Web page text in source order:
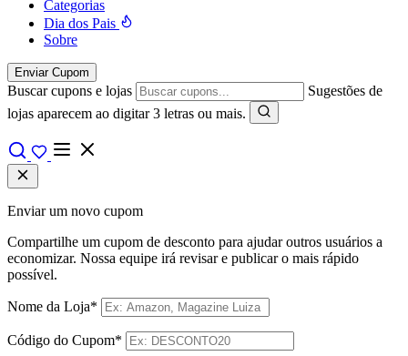
Categorias
Dia dos Pais
Sobre
Enviar Cupom
Buscar cupons e lojas
Sugestões de
lojas aparecem ao digitar 3 letras ou mais.
Enviar um novo cupom
Compartilhe um cupom de desconto para ajudar outros usuários a
economizar. Nossa equipe irá revisar e publicar o mais rápido
possível.
Nome da Loja*
Código do Cupom*